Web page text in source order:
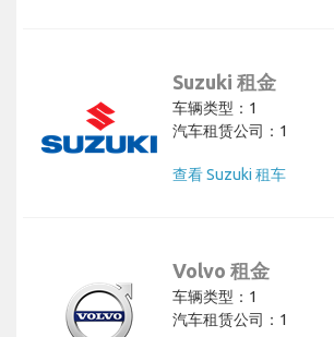
Suzuki 租金
车辆类型：1
汽车租赁公司：1
查看 Suzuki 租车
Volvo 租金
车辆类型：1
汽车租赁公司：1